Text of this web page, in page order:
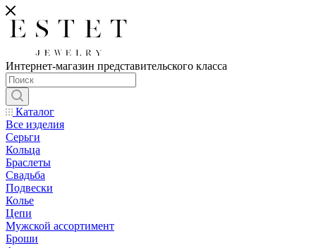
Интернет-магазин представительского класса
Каталог
Все изделия
Серьги
Кольца
Браслеты
Свадьба
Подвески
Колье
Цепи
Мужской ассортимент
Броши